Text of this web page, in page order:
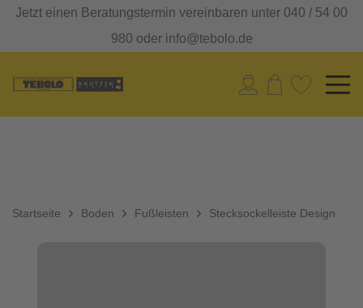
Jetzt einen Beratungstermin vereinbaren unter 040 / 54 00
980 oder info@tebolo.de
Startseite Boden Fußleisten Stecksockelleiste Design